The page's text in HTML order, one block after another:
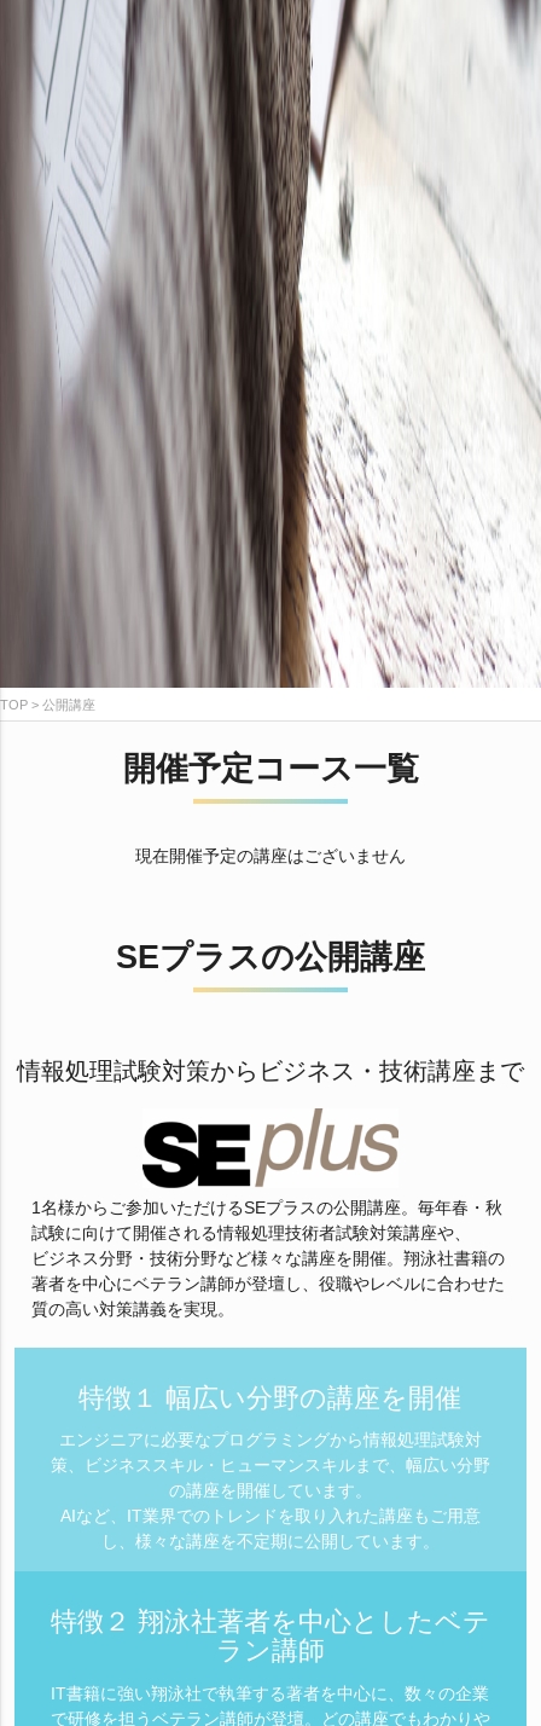
TOP 公開講座
開催予定コース一覧
現在開催予定の講座はございません
SEプラスの公開講座
情報処理試験対策からビジネス・技術講座まで
1名様からご参加いただけるSEプラスの公開講座。毎年春・秋
試験に向けて開催される情報処理技術者試験対策講座や、
ビジネス分野・技術分野など様々な講座を開催。翔泳社書籍の
著者を中心にベテラン講師が登壇し、役職やレベルに合わせた
質の高い対策講義を実現。
特徴１ 幅広い分野の講座を開催
エンジニアに必要なプログラミングから情報処理試験対
策、ビジネススキル・ヒューマンスキルまで、幅広い分野
の講座を開催しています。
AIなど、IT業界でのトレンドを取り入れた講座もご用意
し、様々な講座を不定期に公開しています。
特徴２ 翔泳社著者を中心としたベテ
ラン講師
IT書籍に強い翔泳社で執筆する著者を中心に、数々の企業
で研修を担うベテラン講師が登壇。どの講座でもわかりや